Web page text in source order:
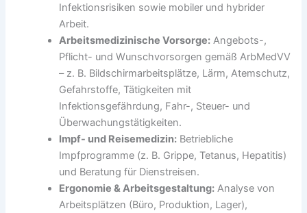
Infektionsrisiken sowie mobiler und hybrider
Arbeit.
Arbeitsmedizinische Vorsorge: Angebots-,
Pflicht- und Wunschvorsorgen gemäß ArbMedVV
– z. B. Bildschirmarbeitsplätze, Lärm, Atemschutz,
Gefahrstoffe, Tätigkeiten mit
Infektionsgefährdung, Fahr-, Steuer- und
Überwachungstätigkeiten.
Impf- und Reisemedizin: Betriebliche
Impfprogramme (z. B. Grippe, Tetanus, Hepatitis)
und Beratung für Dienstreisen.
Ergonomie & Arbeitsgestaltung: Analyse von
Arbeitsplätzen (Büro, Produktion, Lager),